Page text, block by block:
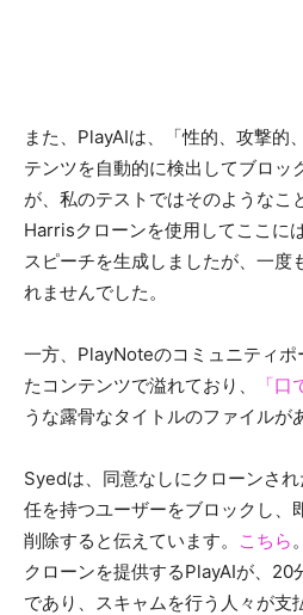
また、PlayAIは、「性的、攻撃的
テンツを自動的に検出してブロッ
が、私のテストではそのようなこ
Harrisクローンを使用してここに
スピーチを生成しましたが、一度
れませんでした。
一方、PlayNoteのコミュニティ
たコンテンツで溢れており、
「
うな露骨なタイトルのファイルが
Syedは、同意なしにクローンさ
任を持つユーザーをブロックし、
削除すると伝えています。
こちら
クローンを提供するPlayAIが、20
であり、スキャムを行う人々が支